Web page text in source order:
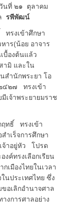
นที่ ๒๑ ตุลาคม
รพีพัฒน์
รงเข้าศึกษา
าร(น้อย อาจาร
เบื้องต้นแล้ว
ามิ และใน
สำนักพระยา โอ
๔๒๗ ทรงเข้า
เจ้าพระยายมราช
ทธิ์ ทรงเข้า
ำเร็จการศึกษา
จ้าอยู่หัว โปรด
งค์ทรงเลือกเรียน
เมืองไทยในเวลา
นประเทศไทย ซึ่ง
อเลิกอำนาจศาล
างการศาลอย่าง